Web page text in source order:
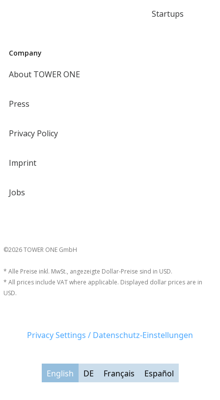
Startups
Company
About TOWER ONE
Press
Privacy Policy
Imprint
Jobs
©2026 TOWER ONE GmbH
* Alle Preise inkl. MwSt., angezeigte Dollar-Preise sind in USD.
* All prices include VAT where applicable. Displayed dollar prices are in
USD.
Privacy Settings / Datenschutz-Einstellungen
English DE Français Español